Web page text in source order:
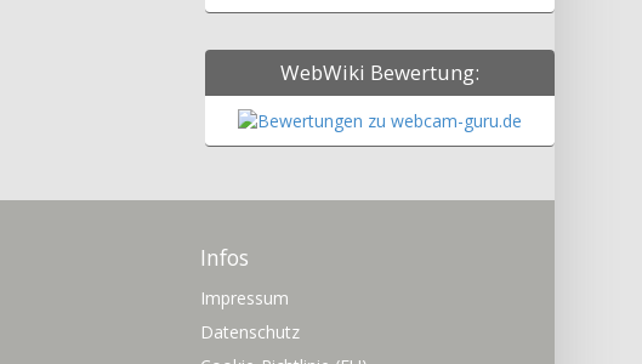
WebWiki Bewertung:
Infos
Impressum
Datenschutz